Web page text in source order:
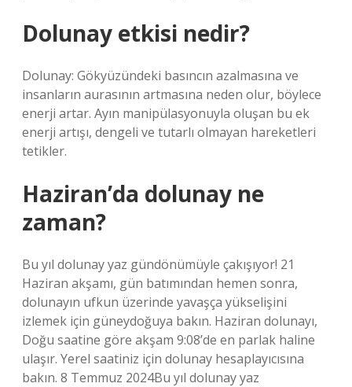
Dolunay etkisi nedir?
Dolunay: Gökyüzündeki basıncın azalmasına ve
insanların aurasının artmasına neden olur, böylece
enerji artar. Ayın manipülasyonuyla oluşan bu ek
enerji artışı, dengeli ve tutarlı olmayan hareketleri
tetikler.
Haziran’da dolunay ne
zaman?
Bu yıl dolunay yaz gündönümüyle çakışıyor! 21
Haziran akşamı, gün batımından hemen sonra,
dolunayın ufkun üzerinde yavaşça yükselişini
izlemek için güneydoğuya bakın. Haziran dolunayı,
Doğu saatine göre akşam 9:08’de en parlak haline
ulaşır. Yerel saatiniz için dolunay hesaplayıcısına
bakın. 8 Temmuz 2024Bu yıl dolunay yaz